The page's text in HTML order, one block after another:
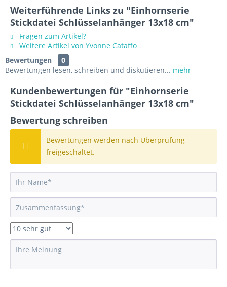
Weiterführende Links zu "Einhornserie
Stickdatei Schlüsselanhänger 13x18 cm"
Fragen zum Artikel?
Weitere Artikel von Yvonne Cataffo
Bewertungen
0
Bewertungen lesen, schreiben und diskutieren... mehr
Kundenbewertungen für "Einhornserie
Stickdatei Schlüsselanhänger 13x18 cm"
Bewertung schreiben
Bewertungen werden nach Überprüfung
freigeschaltet.